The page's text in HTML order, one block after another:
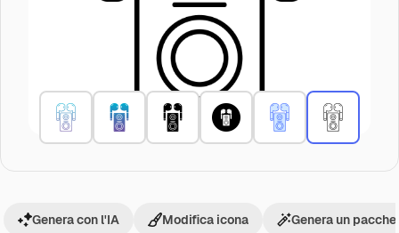
Genera con l'IA Modifica icona Genera un